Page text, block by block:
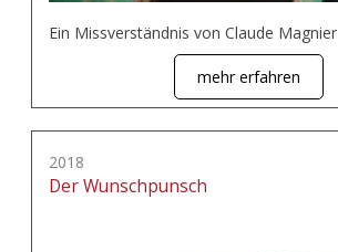
Ein Missverständnis von Claude Magnier
mehr erfahren
2018
Der Wunschpunsch